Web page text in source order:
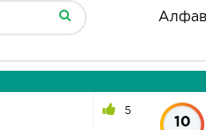
5
10